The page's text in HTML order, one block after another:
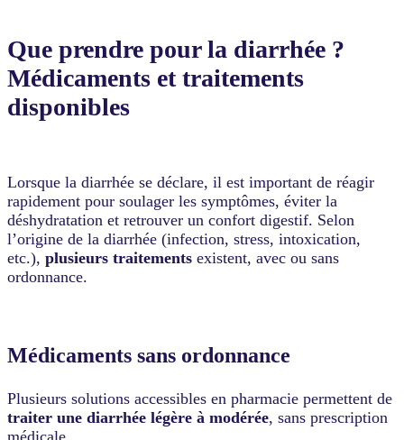
Que prendre pour la diarrhée ?
Médicaments et traitements
disponibles
Lorsque la diarrhée se déclare, il est important de réagir
rapidement pour soulager les symptômes, éviter la
déshydratation et retrouver un confort digestif. Selon
l’origine de la diarrhée (infection, stress, intoxication,
etc.), plusieurs traitements existent, avec ou sans
ordonnance.
Médicaments sans ordonnance
Plusieurs solutions accessibles en pharmacie permettent de
traiter une diarrhée légère à modérée, sans prescription
médicale.